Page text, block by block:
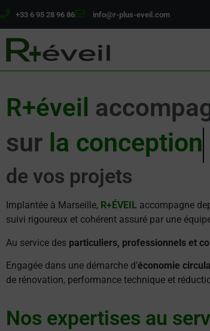
+33 6 95 28 96 86 info@r-plus-eveil.com
R+éveil
sur la conception
de vos projets
Implantée à Marseille, R+ÉVEIL accompagne
suivi rigoureux et cohérent assuré par une
Au service des particuliers, professionnels et
Engagée dans une démarche d’économie
de rénovation, performance technique et
Nos expertises au